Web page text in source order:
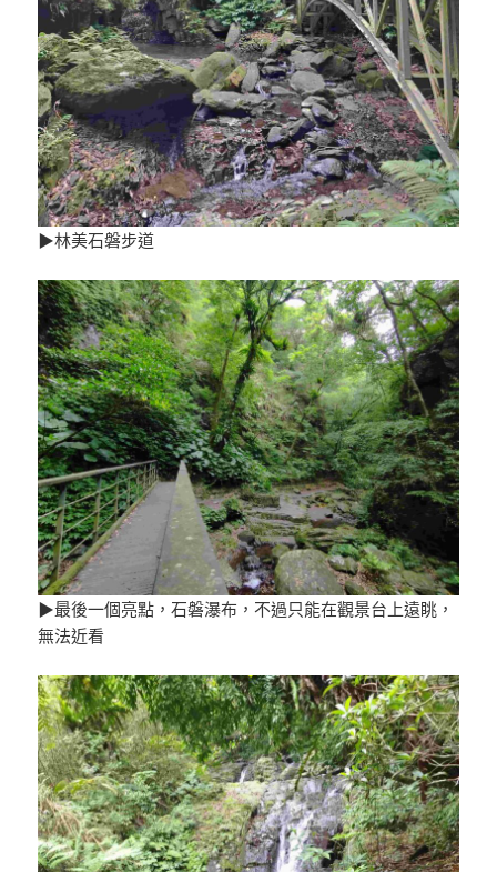
▶林美石磐步道
▶最後一個亮點，石磐瀑布，不過只能在觀景台上遠眺，
無法近看